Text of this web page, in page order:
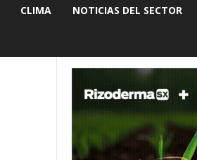
CLIMA NOTICIAS DEL SECTOR